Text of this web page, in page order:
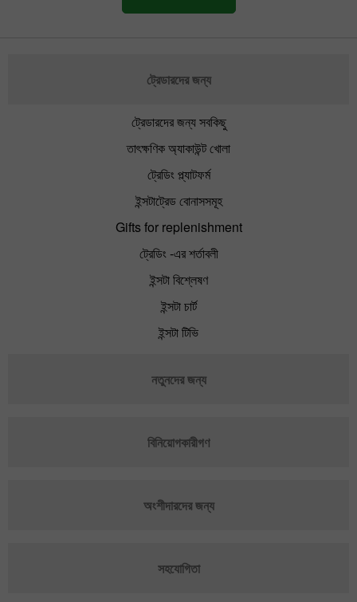
ট্রেডারদের জন্য
ট্রেডারদের জন্য সবকিছু
তাৎক্ষণিক অ্যাকাউন্ট খোলা
ট্রেডিং প্ল্যাটফর্ম
ইন্সটাট্রেড বোনাসসমূহ
Gifts for replenishment
ট্রেডিং -এর শর্তাবলী
ইন্সটা বিশ্লেষণ
ইন্সটা চার্ট
ইন্সটা টিভি
নতুনদের জন্য
বিনিয়োগকারীগণ
অংশীদারদের জন্য
সহযোগিতা